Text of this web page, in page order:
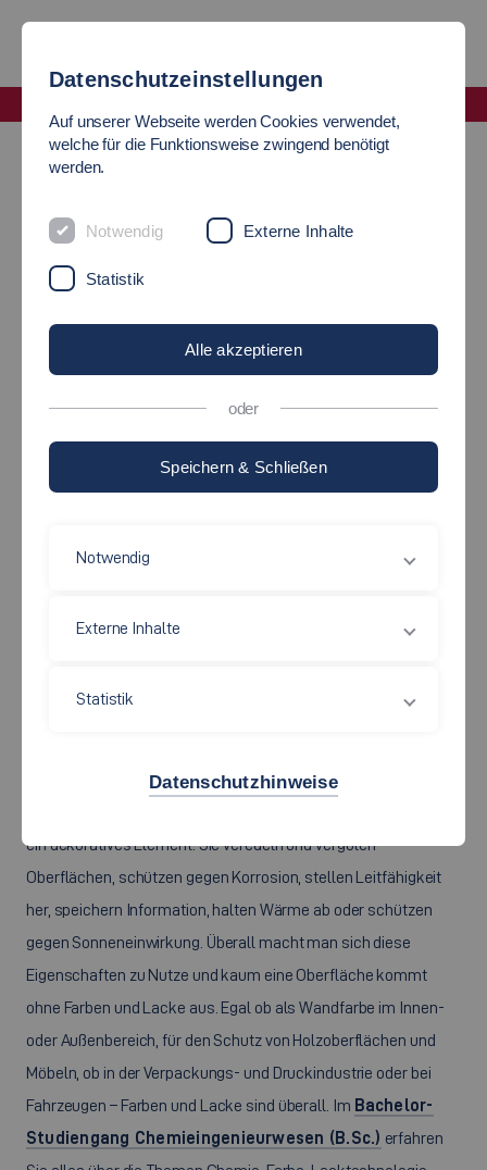
Chemieingenieurwesen
FACHBEREICH
CHEMIEINGENIEURWESEN
ein dekoratives Element. Sie veredeln und vergüten
Oberflächen, schützen gegen Korrosion, stellen Leitfähigkeit
her, speichern Information, halten Wärme ab oder schützen
gegen Sonneneinwirkung. Überall macht man sich diese
Eigenschaften zu Nutze und kaum eine Oberfläche kommt
ohne Farben und Lacke aus. Egal ob als Wandfarbe im Innen-
oder Außenbereich, für den Schutz von Holzoberflächen und
Möbeln, ob in der Verpackungs- und Druckindustrie oder bei
Fahrzeugen – Farben und Lacke sind überall. Im Bachelor-
Studiengang Chemieingenieurwesen (B.Sc.) erfahren
Datenschutzeinstellungen
Auf unserer Webseite werden Cookies verwendet,
welche für die Funktionsweise zwingend benötigt
werden.
Notwendig Externe Inhalte
Statistik
Alle akzeptieren
oder
Speichern & Schließen
Notwendig
Externe Inhalte
Statistik
Datenschutzhinweise